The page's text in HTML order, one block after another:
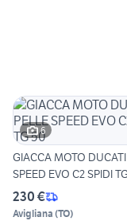
6
GIACCA MOTO
SPEED EVO C2 SPIDI
230 €
Avigliana (TO)